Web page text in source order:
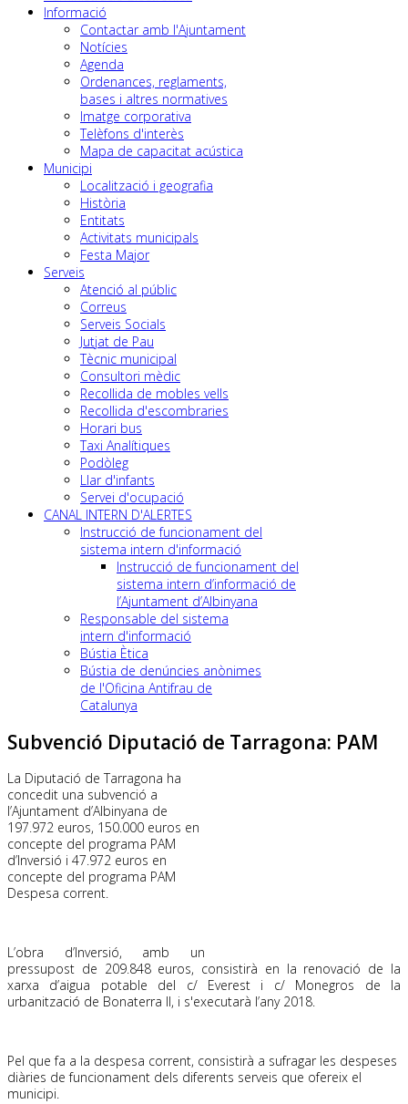
Informació
Contactar amb l'Ajuntament
Notícies
Agenda
Ordenances, reglaments,
bases i altres normatives
Imatge corporativa
Telèfons d'interès
Mapa de capacitat acústica
Municipi
Localització i geografia
Història
Entitats
Activitats municipals
Festa Major
Serveis
Atenció al públic
Correus
Serveis Socials
Jutjat de Pau
Tècnic municipal
Consultori mèdic
Recollida de mobles vells
Recollida d'escombraries
Horari bus
Taxi Analítiques
Podòleg
Llar d'infants
Servei d'ocupació
CANAL INTERN D'ALERTES
Instrucció de funcionament del
sistema intern d'informació
Instrucció de funcionament del
sistema intern d’informació de
l’Ajuntament d’Albinyana
Responsable del sistema
intern d'informació
Bústia Ètica
Bústia de denúncies anònimes
de l'Oficina Antifrau de
Catalunya
Subvenció Diputació de Tarragona: PAM
La Diputació de Tarragona ha
concedit una subvenció a
l’Ajuntament d’Albinyana de
197.972 euros, 150.000 euros en
concepte del programa PAM
d’Inversió i 47.972 euros en
concepte del programa PAM
Despesa corrent.
L’obra d’Inversió, amb un
pressupost de 209.848 euros, consistirà en la renovació de la
xarxa d’aigua potable del c/ Everest i c/ Monegros de la
urbanització de Bonaterra II, i s'executarà l’any 2018.
Pel que fa a la despesa corrent, consistirà a sufragar les despeses
diàries de funcionament dels diferents serveis que ofereix el
municipi.